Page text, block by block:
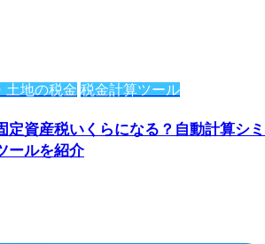
土地の税金 税金計算ツール
定資産税いくらになる？自動計算シミ
ールを紹介